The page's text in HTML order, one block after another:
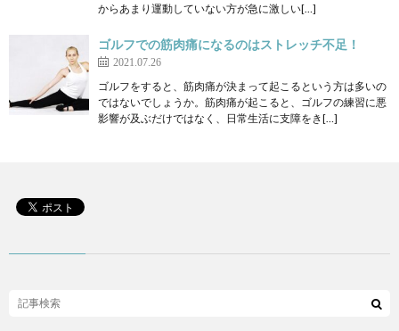
からあまり運動していない方が急に激しい[…]
ゴルフでの筋肉痛になるのはストレッチ不足！
2021.07.26
ゴルフをすると、筋肉痛が決まって起こるという方は多いの
ではないでしょうか。筋肉痛が起こると、ゴルフの練習に悪
影響が及ぶだけではなく、日常生活に支障をき[…]